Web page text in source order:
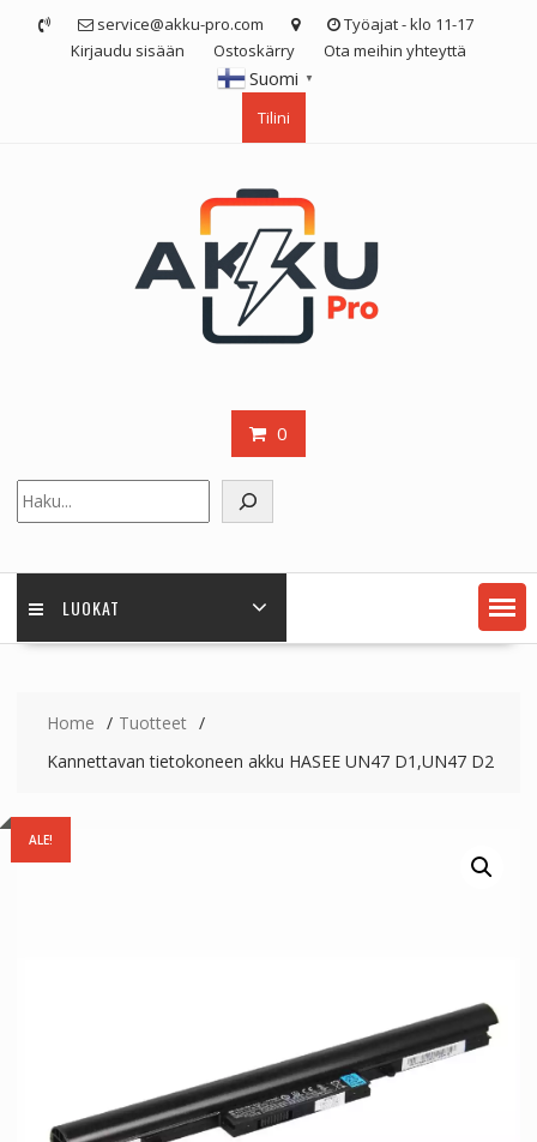
service@akku-pro.com
Työajat - klo 11-17
Kirjaudu sisään
Ostoskärry Ota meihin yhteyttä
Suomi ▼
Tilini
0
LUOKAT
Home
Tuotteet
Kannettavan tietokoneen akku HASEE UN47 D1,UN47 D2
ALE!